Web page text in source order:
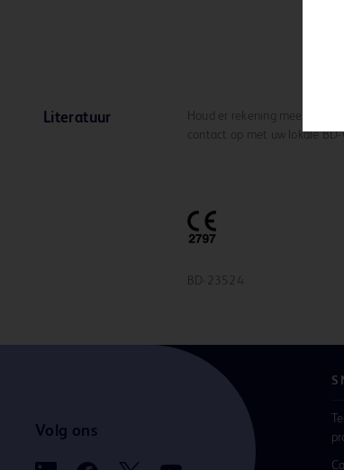
Literatuur
Houd er rekening mee dat
contact op met uw lokale
BD-23524
Volg ons